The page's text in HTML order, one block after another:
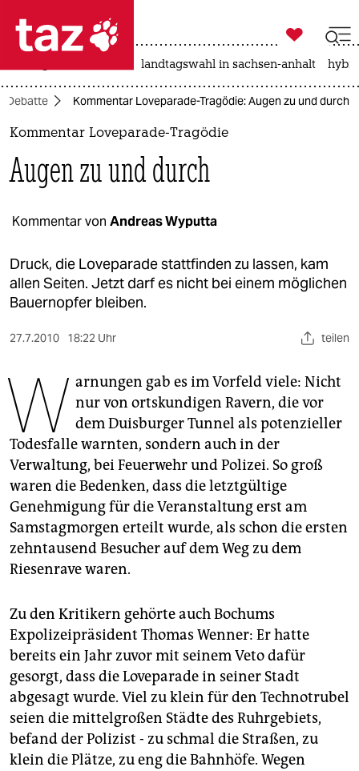
 taz zahl ich
taz zahl ich
politik
öko
gesellschaft
kultur
nord
wahrheit
verlag
verlag
veranstaltungen
shop
unterstützen
abo
genossenschaft
epaper login

taz zahl ich
landtagswahl in sachsen-anhalt
Debatte Kommentar Loveparade-Tragödie: Augen zu und durch
Kommentar Loveparade-Tragödie
Augen zu und durch
Kommentar von Andreas Wyputta
Druck, die Loveparade stattfinden zu lassen, kam
allen Seiten. Jetzt darf es nicht bei einem möglichen
Bauernopfer bleiben.
27.7.2010 18:22 Uhr teilen
W arnungen gab es im Vorfeld viele: Nicht
nur von ortskundigen Ravern, die vor
dem Duisburger Tunnel als potenzieller
Todesfalle warnten, sondern auch in der
Verwaltung, bei Feuerwehr und Polizei. So groß
waren die Bedenken, dass die letztgültige
Genehmigung für die Veranstaltung erst am
Samstagmorgen erteilt wurde, als schon die ersten
zehntausend Besucher auf dem Weg zu dem
Riesenrave waren.
Zu den Kritikern gehörte auch Bochums
Expolizeipräsident Thomas Wenner: Er hatte
bereits ein Jahr zuvor mit seinem Veto dafür
gesorgt, dass die Loveparade in seiner Stadt
abgesagt wurde. Viel zu klein für den Technotrubel
seien die mittelgroßen Städte des Ruhrgebiets,
befand der Polizist - zu schmal die Straßen, zu
klein die Plätze, zu eng die Bahnhöfe. Wegen